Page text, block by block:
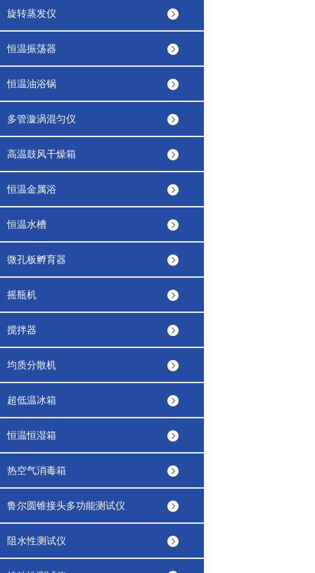
旋转蒸发仪
恒温振荡器
恒温油浴锅
多管漩涡混匀仪
高温鼓风干燥箱
恒温金属浴
恒温水槽
微孔板孵育器
摇瓶机
搅拌器
均质分散机
超低温冰箱
恒温恒湿箱
热空气消毒箱
鲁尔圆锥接头多功能测试仪
阻水性测试仪